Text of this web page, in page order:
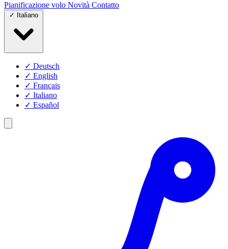
Pianificazione volo Novità Contatto
✓ Italiano
✓ Deutsch
✓ English
✓ Français
✓ Italiano
✓ Español